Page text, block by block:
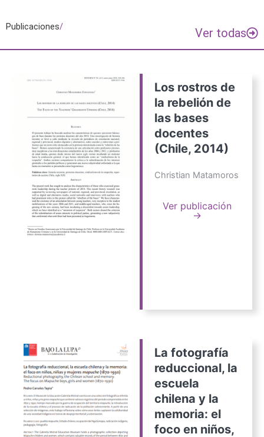
Publicaciones/ Ver todas
Los rostros de
la rebelión de
las bases
docentes
(Chile, 2014)
Christian Matamoros
Ver publicación
→
La fotografía
reduccional, la
escuela
chilena y la
memoria: el
foco en niños,